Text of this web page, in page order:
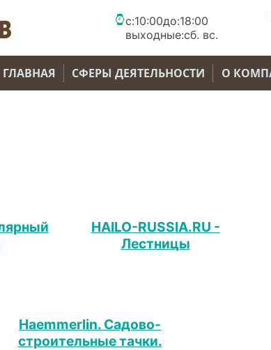
с:10:00до:18:00
выходные:сб. вс.
ГЛАВНАЯ СФЕРЫ ДЕЯТЕЛЬНОСТИ О
HAILO-RUSSIA.RU -
Лестницы
Haemmerlin. Садово-
строительные тачки.